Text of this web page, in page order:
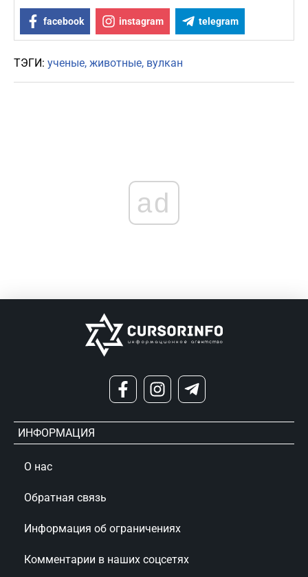
facebook instagram telegram
ТЭГИ: ученые животные вулкан
ad
ИНФОРМАЦИЯ
О нас
Обратная связь
Информация об ограничениях
Комментарии в наших соцсетях